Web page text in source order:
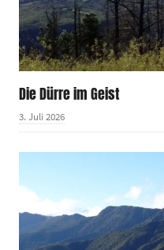
Die Dürre im Geist
3. Juli 2026